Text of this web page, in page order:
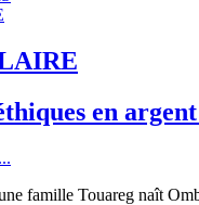
en
famille Touareg naît